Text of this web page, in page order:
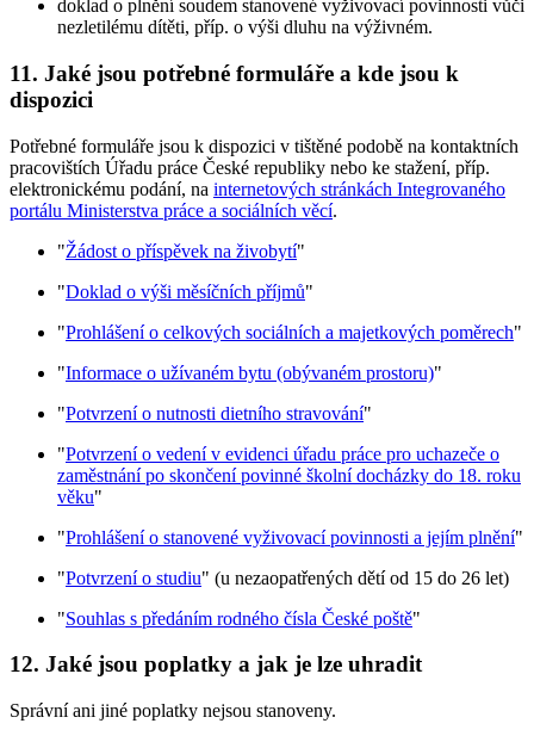
doklad o plnění soudem stanovené vyživovací povinnosti vůči
nezletilému dítěti, příp. o výši dluhu na výživném.
11. Jaké jsou potřebné formuláře a kde jsou k
dispozici
Potřebné formuláře jsou k dispozici v tištěné podobě na kontaktních
pracovištích Úřadu práce České republiky nebo ke stažení, příp.
elektronickému podání, na internetových stránkách Integrovaného
portálu Ministerstva práce a sociálních věcí.
"Žádost o příspěvek na živobytí"
"Doklad o výši měsíčních příjmů"
"Prohlášení o celkových sociálních a majetkových poměrech"
"Informace o užívaném bytu (obývaném prostoru)"
"Potvrzení o nutnosti dietního stravování"
"Potvrzení o vedení v evidenci úřadu práce pro uchazeče o
zaměstnání po skončení povinné školní docházky do 18. roku
věku"
"Prohlášení o stanovené vyživovací povinnosti a jejím plnění"
"Potvrzení o studiu" (u nezaopatřených dětí od 15 do 26 let)
"Souhlas s předáním rodného čísla České poště"
12. Jaké jsou poplatky a jak je lze uhradit
Správní ani jiné poplatky nejsou stanoveny.